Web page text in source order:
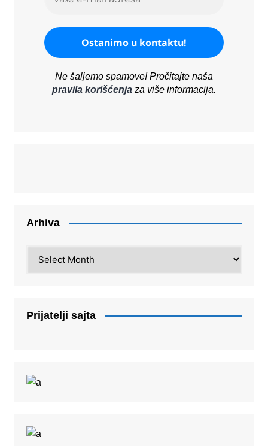
Ne šaljemo spamove! Pročitajte naša
pravila korišćenjaza više informacija.
Arhiva
Prijatelji sajta